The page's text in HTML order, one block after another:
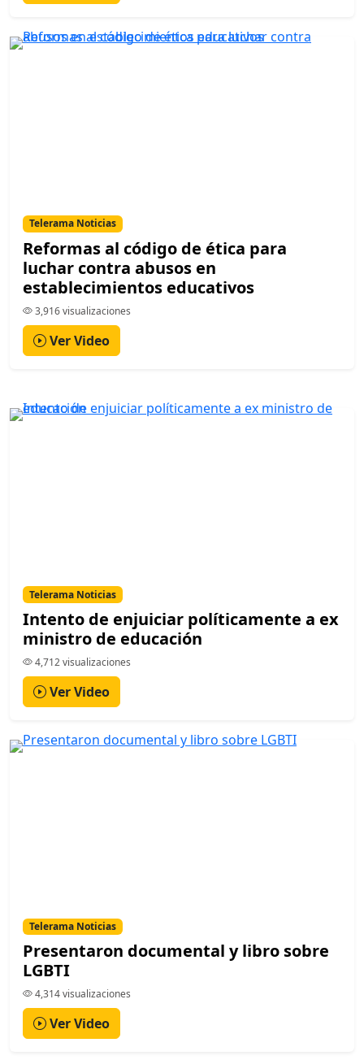
Telerama Noticias
Reformas al código de ética para
luchar contra abusos en
establecimientos educativos
3,916 visualizaciones
Ver Video
Telerama Noticias
Intento de enjuiciar políticamente a ex
ministro de educación
4,712 visualizaciones
Ver Video
Telerama Noticias
Presentaron documental y libro sobre
LGBTI
4,314 visualizaciones
Ver Video